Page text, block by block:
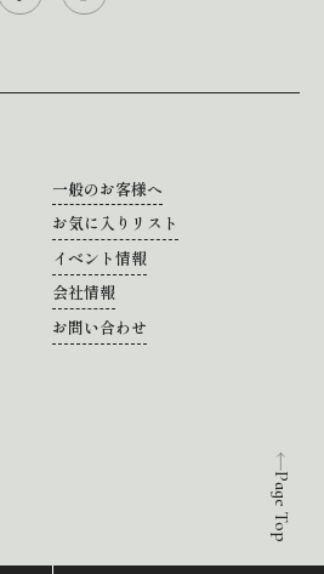
Page Top
一般のお客様へ
お気に入りリスト
イベント情報
会社情報
お問い合わせ